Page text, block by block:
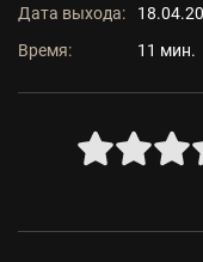
Дата выхода:
Время:
11 мин.